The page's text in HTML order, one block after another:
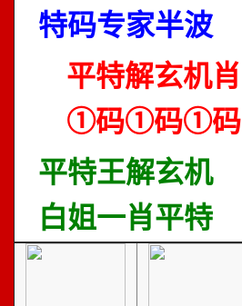
特码专家半波
平特解玄机肖
①码①码①码
平特王解玄机
白姐一肖平特